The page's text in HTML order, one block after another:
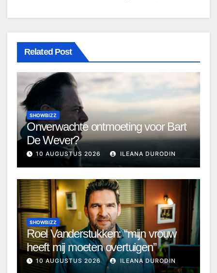
Related Post
SHOWBIZZ
Onverwachte ontmoeting voor Bart
De Wever?
10 AUGUSTUS 2026 ILEANA DURODIN
SHOWBIZZ
Roel Vanderstukken: “mijn vrouw
heeft mij moeten overtuigen”
10 AUGUSTUS 2026 ILEANA DURODIN